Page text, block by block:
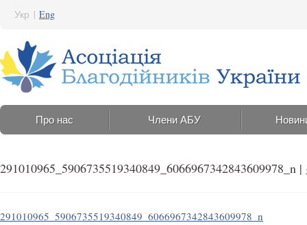
Укр | Eng
Про нас Члени АБУ
291010965_5906735519340849_6066967342843609978_n |
291010965_5906735519340849_6066967342843609978_n